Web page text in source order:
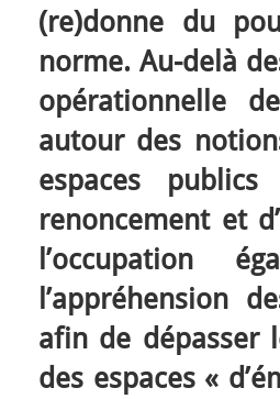
(re)donne du
norme. Au-delà
opérationnelle
autour des
espaces
renoncement et
l’occupation
l’appréhension
afin de dépasser
des espaces «